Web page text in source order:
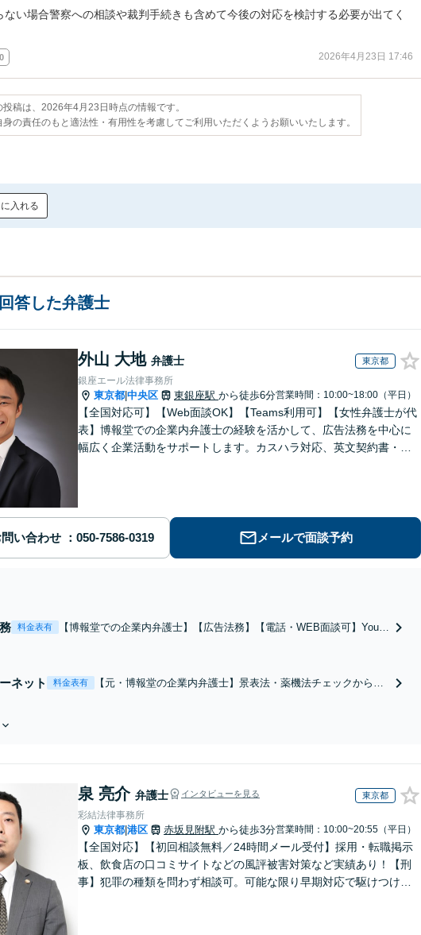
ない場合警察への相談や裁判手続きも含めて今後の対応を検討する必要が出てく
0 2026年4月23日 17:46
投稿は、2026年4月23日時点の情報です。
身の責任のもと適法性・有用性を考慮してご利用いただくようお願いいたします。
入れる
答した弁護士
外山 大地 弁護士 東京都
銀座エール法律事務所
東京都 中央区 東銀座駅 から徒歩6分営業時間：10:00~18:00（平日）
【全国対応可】【Web面談OK】【Teams利用可】【女性弁護士が代
表】博報堂での企業内弁護士の経験を活かして、広告法務を中心に
幅広く企業活動をサポートします。カスハラ対応、英文契約書・英
い合わせ メールで面談予約
料金表有
【博報堂での企業内弁護士】【広告法務】【電話・WEB面談可】Youtu
応【Web面談可】
ネット 料金表有
【元・博報堂の企業内弁護士】景表法・薬機法チェックからSN
泉 亮介 弁護士 インタビューを見る 東京都
彩結法律事務所
東京都 港区 赤坂見附駅 から徒歩3分営業時間：10:00~20:55（平日）
【全国対応】【初回相談無料／24時間メール受付】採用・転職掲示
板、飲食店の口コミサイトなどの風評被害対策など実績あり！【刑
事】犯罪の種類を問わず相談可。可能な限り早期対応で駆けつけサ